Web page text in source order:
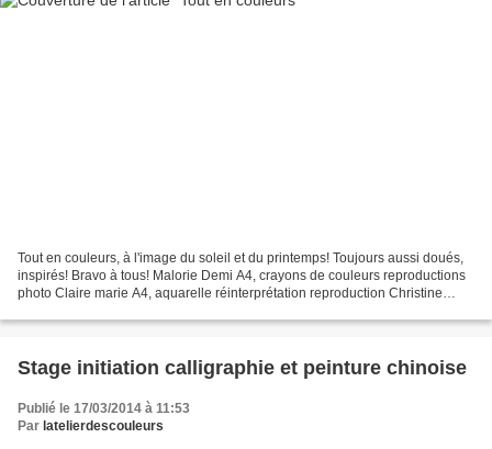
Tout en couleurs, à l'image du soleil et du printemps! Toujours aussi doués,
inspirés! Bravo à tous! Malorie Demi A4, crayons de couleurs reproductions
photo Claire marie A4, aquarelle réinterprétation reproduction Christine
Stage initiation calligraphie et peinture chinoise
Publié le 17/03/2014 à 11:53
Par latelierdescouleurs